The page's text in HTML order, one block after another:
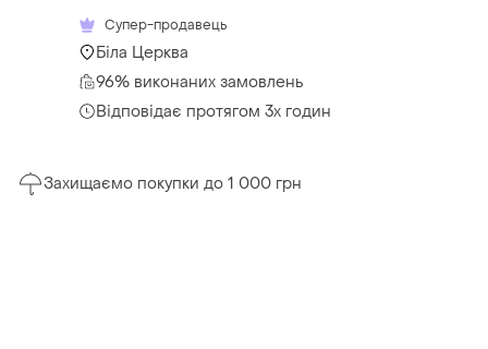
Супер-продавець
Біла Церква
96% виконаних замовлень
Відповідає протягом 3х годин
Захищаємо покупки до 1 000 грн